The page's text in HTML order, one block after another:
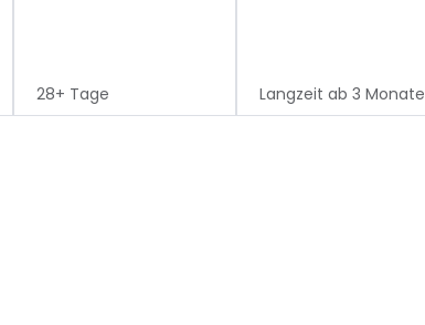
28+ Tage Langzeit ab 3 Monate